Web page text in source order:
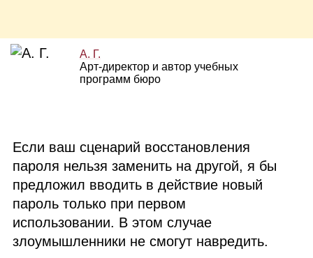
А. Г.
Арт‑директор и автор учебных
программ бюро
Если ваш сценарий восстановления
пароля нельзя заменить на другой, я бы
предложил вводить в действие новый
пароль только при первом
использовании. В этом случае
злоумышленники не смогут навредить.